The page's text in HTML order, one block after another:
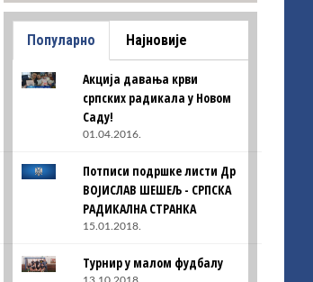
Популарно Најновије
Акција давања крви
српских радикала у Новом
Саду!
01.04.2016.
Потписи подршке листи Др
ВОЈИСЛАВ ШЕШЕЉ - СРПСКА
РАДИКАЛНА СТРАНКА
15.01.2018.
Турнир у малом фудбалу